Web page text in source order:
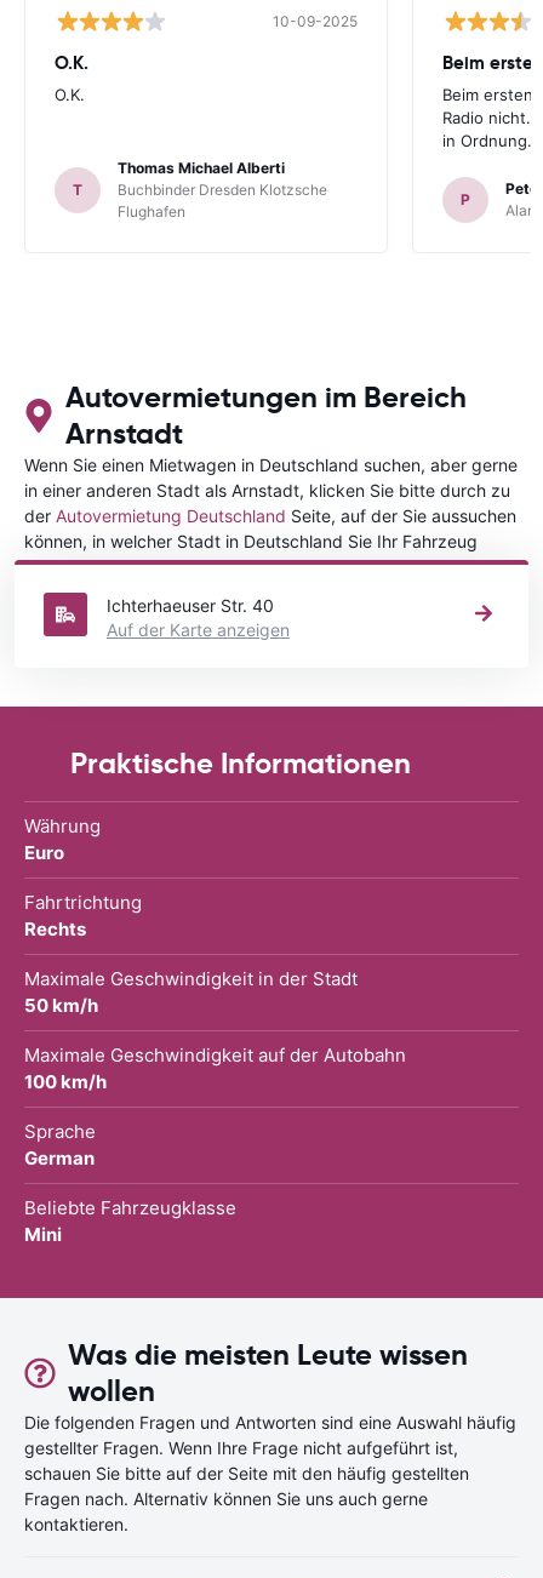
10-09-2025
O.K.
O.K.
T
Thomas Michael Alberti
Buchbinder Dresden Klotzsche
Flughafen
Beim
Beim ersten
Radio nicht.
in Ordnung.
P
Autovermietungen im Bereich
Arnstadt
Wenn Sie einen Mietwagen in Deutschland suchen, aber gerne
in einer anderen Stadt als Arnstadt, klicken Sie bitte durch zu
der Autovermietung Deutschland Seite, auf der Sie aussuchen
können, in welcher Stadt in Deutschland Sie Ihr Fahrzeug
mieten wollen.
Ichterhaeuser Str. 40
Auf der Karte anzeigen
Praktische Informationen
Währung
Euro
Fahrtrichtung
Rechts
Maximale Geschwindigkeit in der Stadt
50 km/h
Maximale Geschwindigkeit auf der Autobahn
100 km/h
Sprache
German
Beliebte Fahrzeugklasse
Mini
Was die meisten Leute wissen
wollen
Die folgenden Fragen und Antworten sind eine Auswahl häufig
gestellter Fragen. Wenn Ihre Frage nicht aufgeführt ist,
schauen Sie bitte auf der Seite mit den häufig gestellten
Fragen nach. Alternativ können Sie uns auch gerne
kontaktieren.